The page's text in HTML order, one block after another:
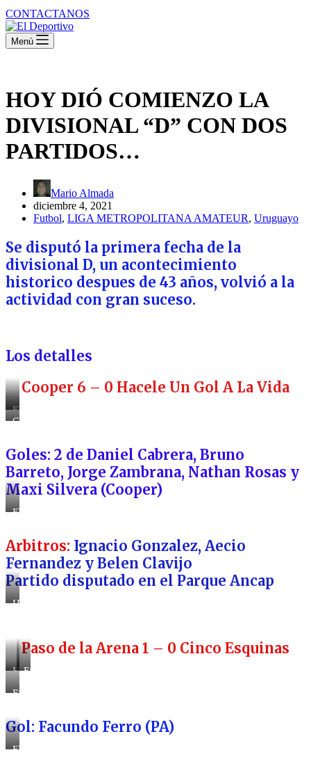
CONTACTANOS
Menú
HOY DIÓ COMIENZO LA
DIVISIONAL “D” CON DOS
PARTIDOS…
Mario Almada
diciembre 4, 2021
Futbol, LIGA METROPOLITANA AMATEUR, Uruguayo
Se disputó la primera fecha de la
divisional D, un acontecimiento
historico despues de 43 años, volvió a la
actividad con gran suceso.
Los detalles
Cooper 6 – 0 Hacele Un Gol A La Vida
El
equipo
gran
dominador
del
partido
Carmona
ve
marcar
como
si
tuviera
20
Goles: 2 de Daniel Cabrera, Bruno
Barreto, Jorge Zambrana, Nathan Rosas y
Maxi Silvera (Cooper)
El
de
Carmona,
comenzó
el
campeonato
con
Arbitros: Ignacio Gonzalez, Aecio
Fernandez y Belen Clavijo
Partido disputado en el Parque Ancap
Una
la
terna
Paso de la Arena 1 – 0 Cinco Esquinas
Horrible
el
potrero
descuidado
sabiendo
que
Entretenido
Facundo
hombre
gol
en
Gol: Facundo Ferro (PA)
El